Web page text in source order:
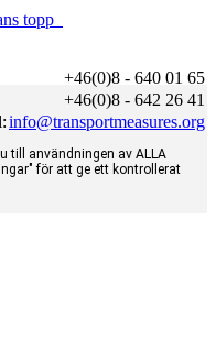
topp
+46(0)8 - 640 01 65
+46(0)8 - 642 26 41
info@transportmeasures.org
till användningen av ALLA
för att ge ett kontrollerat